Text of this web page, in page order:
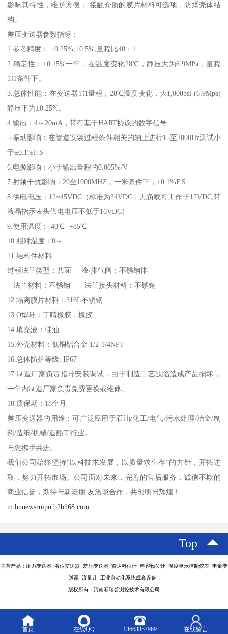
影响其特性，维护方便； 接触介质的膜片材料可选项，防爆壳体结
构。
差压变送器参数指标：
1.参考精度： ±0.25%,±0.5%,量程比40：1
2.稳定性：±0.15%一年，在温度变化28℃，静压大为6.9MPa，量程
1∶1条件下。
3.总体性能：在变送器1∶1量程，28℃温度变化，大1,000psi (6.9Mpa)
静压下为±0.25%。
4.输出：4～20mA，带有基于HART协议的数字信号
5.振动影响：在管道安装过程条件相关的轴上进行15至2000Hz测试小
于±0.1%F.S
6.电源影响：小于输出量程的0.005%/V
7.射频干扰影响：20至1000MHZ，一米条件下，±0.1%F.S
8.供电电压：12~45VDC（标准为24VDC，无负载可工作于12VDC,带
液晶指示表头供电电压不低于16VDC）
9.使用温度：-40℃- +85℃
10.相对湿度：0～
11.结构件材料
过程法兰类型：共面 液/排气阀：不锈钢排
法兰材料：不锈钢 法兰接头材料：不锈钢
12.隔离膜片材料：316L不锈钢
13.O型环：丁晴橡胶，橡胶
14.填充液：硅油
15.外壳材料：低铜铝合金 1/2-1/4NPT
16.总体防护等级: IP67
17.制造厂家负责指导安装调试，由于制造工艺缺陷造成产品损坏，
一年内制造厂家负责免费更换或维修。
18.质保期：18个月
差压变送器的用途：可广泛应用于石油/化工/电气/污水处理/冶金/制
药/造纸/机械/造船等行业。
与您携手共进。
我们公司始终坚持“以科技求发展，以质量求生存”的方针，开拓进
取，努力开拓市场。公司面对未来，完善的售后服务，诚信不欺的
商业信誉，期待与新老朋 友洽谈合作，共创明日辉煌！
m.hnnewsruipu.b2b168.com
Top
主营产品：压力变送器 液位变送器 差压变送器 雷达料位计 电容物位计 温度显示控制仪表 电量变
送器 流量计 工业自动化系统成套设备
版权所有：河南新瑞普测控技术有限公司
首页 在线QQ 13663857969 在线留言